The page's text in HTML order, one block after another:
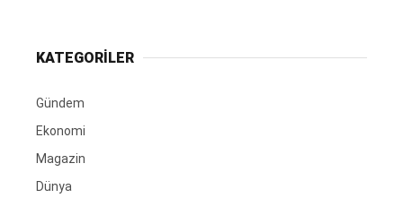
KATEGORİLER
Gündem
Ekonomi
Magazin
Dünya